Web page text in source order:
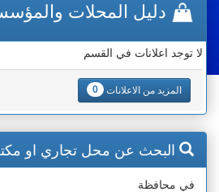
دليل المحلات
لا توجد اعلانات في القسم
المزيد من الاعلانات 0
البحث عن محل تجاري او
في محافظة